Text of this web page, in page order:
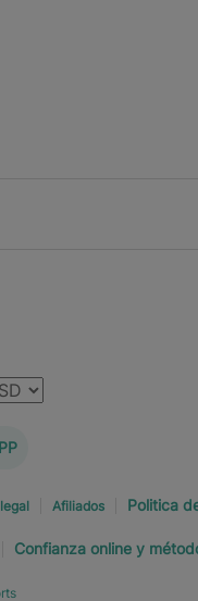
Afiliados Politica
Confianza online y